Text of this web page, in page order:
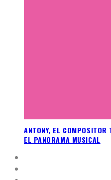
ANTONY, EL COMPOSITOR
EL PANORAMA MUSICAL